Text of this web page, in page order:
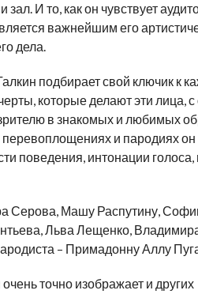
И то, как он чувствует
важнейшим его
дела.
подбирает свой ключик к
которые делают эти лица, с
в знакомых и любимых
и пародиях он
поведения, интонации
Серова, Машу Распутину,
Льва Лещенко,
– Примадонну Аллу
точно изображает и других